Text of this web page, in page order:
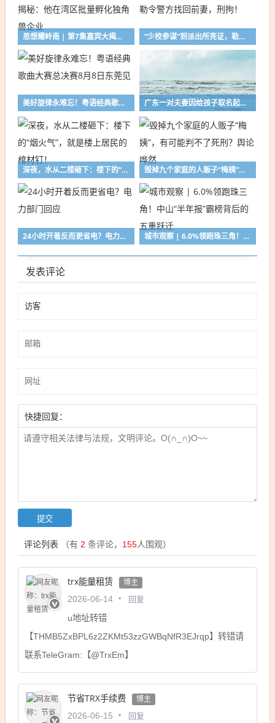
思想耀岭南 | 第7集嘉宾大揭秘：他在湾区批量孵化独角兽企业 “少校参谋”到派出所亮证，勒令警方找回前妻，刑拘！
美好旋律永难忘！粤语经典歌曲大赛总决赛8月8日东莞见 广东一对夫妻因给孩子取名起争执，致宝宝2岁还无法落户，经法官劝解后当庭取名
深夜，水从二楼砸下：楼下的“烟火气”，就是楼上居民的棺材钉！ 毁掉九个家庭的人贩子“梅姨”，有可能判不了死刑？舆论哗然
24小时开着反而更省电？电力部门回应 城市观察 | 6.0%领跑珠三角！中山“半年报”霸榜背后的五重跃迁
发表评论
快捷回复：
评论列表 （有 2 条评论， 155人围观）
trx能量租赁 博主
2026-06-14 回复
u地址转错
【THMB5ZxBPL6z2ZKMt53zzGWBqNfR3EJrqp】转错请
联系TeleGram:【@TrxEm】
节省TRX手续费 博主
2026-06-15 回复